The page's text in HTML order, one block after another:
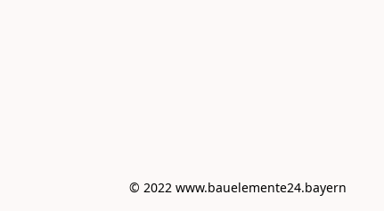
© 2022 www.bauelemente24.bayern